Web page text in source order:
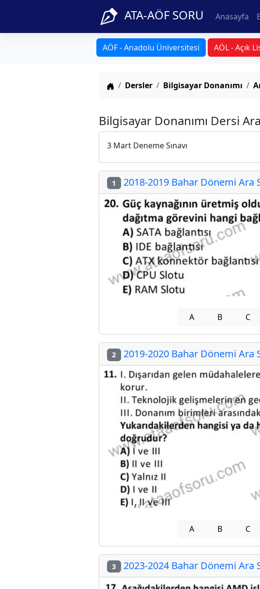
ATA-AÖF SORU Anasayfa
AÖF - Anadolu Üniversitesi AÖL - Açık
Anasayfa
Dersler Bilgisayar Donanımı
Bilgisayar Donanımı Dersi
3 Mart Deneme Sınavı
1 2018-2019 Bahar Dönemi Ara
A B C
2 2019-2020 Bahar Dönemi Ara
A B C
3 2023-2024 Bahar Dönemi Ara